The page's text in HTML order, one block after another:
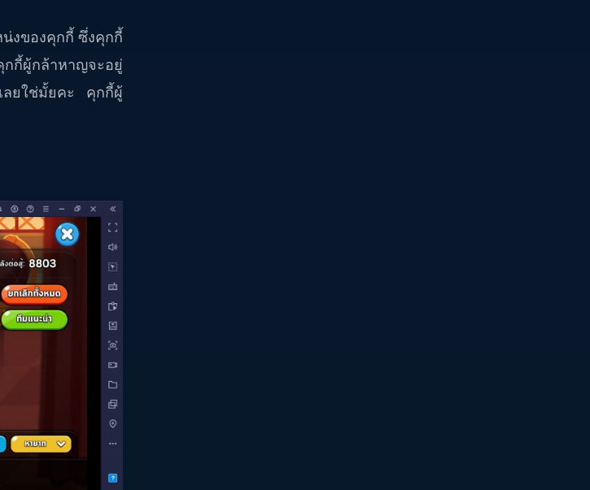
งของคุกกี้ ซึ่งคุกกี้
กกี้ผู้กล้าหาญจะอยู่
ลยใช่มั้ยคะ คุกกี้ผู้